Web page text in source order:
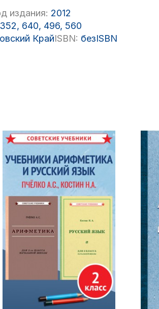
издания: 2012
352, 640, 496, 560
КрайISBN: безISBN